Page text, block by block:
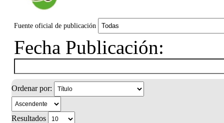
Fuente oficial de publicación
Fecha Publicación:
Ordenar por:
Resultados